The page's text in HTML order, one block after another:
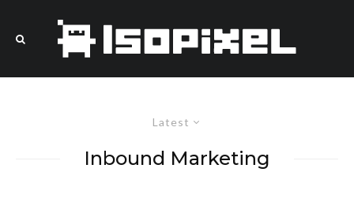
Latest
Inbound Marketing